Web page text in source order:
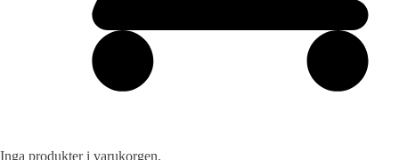
Inga produkter i varukorgen.